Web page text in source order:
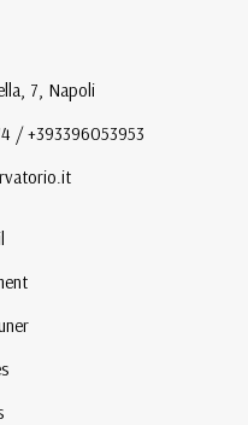
7, Napoli
/ +393396053953